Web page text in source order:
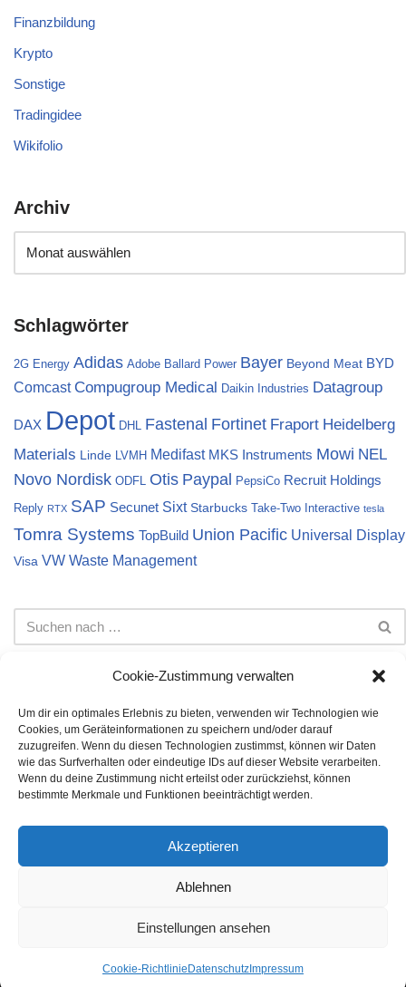
Cookie-Zustimmung verwalten
Um dir ein optimales Erlebnis zu bieten, verwenden wir Technologien wie
Cookies, um Geräteinformationen zu speichern und/oder darauf
zuzugreifen. Wenn du diesen Technologien zustimmst, können wir Daten
wie das Surfverhalten oder eindeutige IDs auf dieser Website verarbeiten.
Wenn du deine Zustimmung nicht erteilst oder zurückziehst, können
bestimmte Merkmale und Funktionen beeinträchtigt werden.
Akzeptieren
Ablehnen
Einstellungen ansehen
Cookie-Richtlinie Datenschutz Impressum
Finanzbildung
Krypto
Sonstige
Tradingidee
Wikifolio
Archiv
Schlagwörter
2G Energy Adidas Adobe Ballard Power Bayer Beyond Meat BYD
Comcast Compugroup Medical Daikin Industries Datagroup
DAX Depot DHL Fastenal Fortinet Fraport Heidelberg
Materials Linde LVMH Medifast MKS Instruments Mowi NEL
Novo Nordisk ODFL Otis Paypal PepsiCo Recruit Holdings
Reply RTX SAP Secunet Sixt Starbucks Take-Two Interactive tesla
Tomra Systems TopBuild Union Pacific Universal Display
Visa VW Waste Management
Impressum Datenschutz Cookie-Richtlinie (EU)
Die auf dieser Webseite dargestellten Informationen stellen
keine Anlageberatung dar. Bei den Inhalten handelt es sich
auf Vollständigkeit, Richtigkeit und Korrektheit der angegebenen
Wertpapiere unterliegen Risiken, die jeder individuell für sich
keine Haftung übernommen.
Neve| Präsentiert vonWordPress